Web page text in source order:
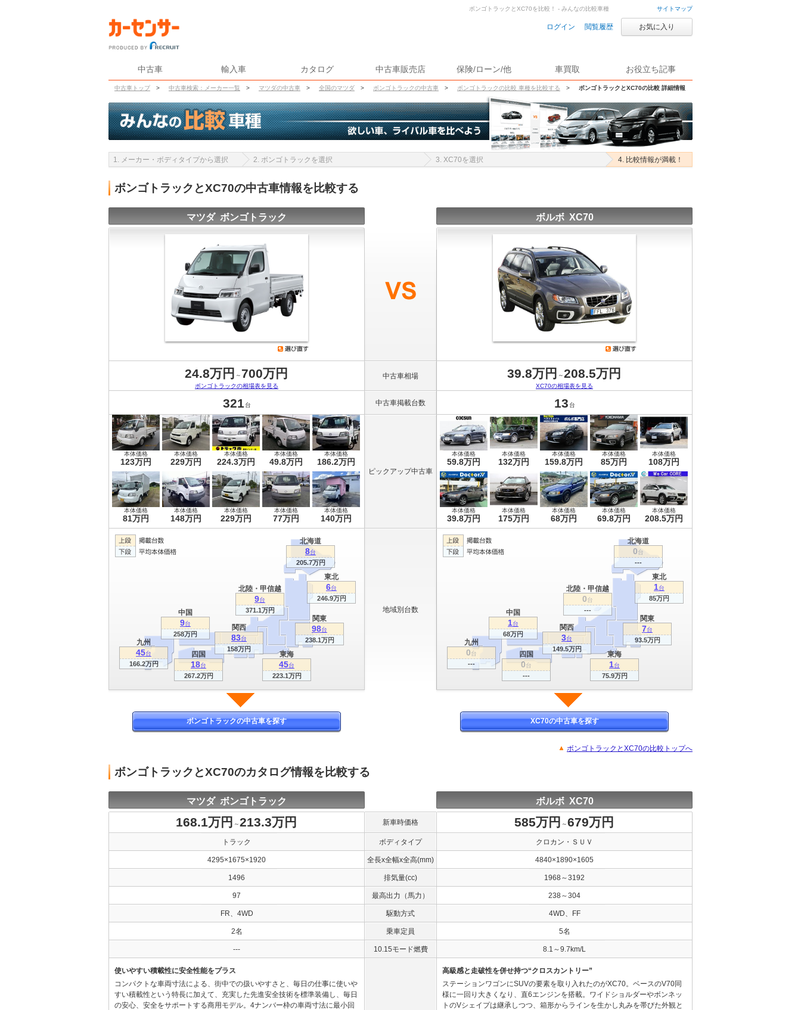
サイトマップ
ログイン 閲覧履歴 お気に入り
中古車 輸入車 カタログ 中古車販売店 保険/ローン/他 車買取 お役立ち記事
中古車トップ > 中古車検索：メーカー一覧 > マツダの中古車 > 全国のマツダ > ボンゴトラックの中古車 > ボンゴトラックの比較 車種を比較する > ボンゴトラックとXC70の比較 詳細情報
ボンゴトラックとXC70を比較！ - みんなの比較車種
1. メーカー・ボディタイプから選択 2. ボンゴトラックを選択 3. XC70を選択 4. 比較情報が満載！
ボンゴトラックとXC70の中古車情報を比較する
マツダ ボンゴトラック ボルボ XC70
24.8万円 ～ 700万円
ボンゴトラックの相場表を見る
中古車相場 39.8万円 ～208.5万円
XC70の相場表を見る
321 台 中古車掲載台数 13 台
本体価格
123万円
本体価格
229万円
本体価格
224.3万円
本体価格
49.8万円
本体価格
186.2万円
本体価格
81万円
本体価格
148万円
本体価格
229万円
本体価格
77万円
本体価格
140万円
ピックアップ中古車
本体価格
59.8万円
本体価格
132万円
本体価格
159.8万円
本体価格
85万円
本体価格
108万円
本体価格
39.8万円
本体価格
175万円
本体価格
68万円
本体価格
69.8万円
本体価格
208.5万円
関東
98台
238.1万円
関西
83台
158万円
東海
45台
223.1万円
北海道
8台
205.7万円
九州
45台
166.2万円
東北
6台
246.9万円
北陸・甲信越
9台
371.1万円
中国
9台
258万円
四国
18台
267.2万円
地域別台数
関東
7台
93.5万円
関西
3台
149.5万円
東海
1台
75.9万円
北海道
0台
---
九州
0台
---
東北
1台
85万円
北陸・甲信越
0台
---
中国
1台
68万円
四国
0台
---
ボンゴトラックの中古車を探す XC70の中古車を探す
ボンゴトラックとXC70の比較トップへ
ボンゴトラックとXC70のカタログ情報を比較する
マツダ ボンゴトラック ボルボ XC70
168.1万円 ～213.3万円 新車時価格 585万円 ～679万円
トラック ボディタイプ クロカン・ＳＵＶ
4295×1675×1920 全長x全幅x全高(mm) 4840×1890×1605
1496 排気量(cc) 1968～3192
97 最高出力（馬力） 238～304
FR、4WD 駆動方式 4WD、FF
2名 乗車定員 5名
--- 10.15モード燃費 8.1～9.7km/L
使いやすい積載性に安全性能をプラス
コンパクトな車両寸法による、街中での扱いやすさと、毎日の仕事に使いや
すい積載性という特長に加えて、充実した先進安全技術を標準装備し、毎日
の安心、安全をサポートする商用モデル。4ナンバー枠の車両寸法に最小回
高級感と走破性を併せ持つ“クロスカントリー”
ステーションワゴンにSUVの要素を取り入れたのがXC70。ベースのV70同
様に一回り大きくなり、直6エンジンを搭載。ワイドショルダーやボンネッ
トのVシェイプは継承しつつ、箱形からラインを生かし丸みを帯びた外観と